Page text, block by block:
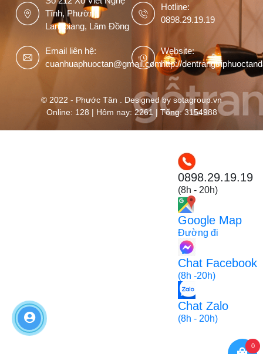
Tĩnh, Phường
Langbiang, Lâm Đồng
Hotline:
0898.29.19.19
Email liên hệ:
cuanhuaphuoctan@gmail.com
Website:
http://
© 2022 - Phước Tân . Designed by sotagroup.vn
Online: 128 | Hôm nay: 2261 | Tổng: 3154988
0898.29.19.19
(8h - 20h)
Google Map
Đường đi
Chat Facebook
(8h -20h)
Chat Zalo
(8h - 20h)
0